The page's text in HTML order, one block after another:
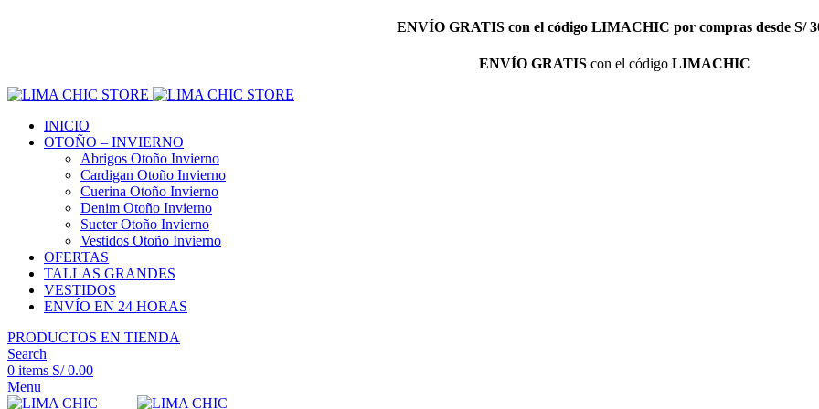
ENVÍO GRATIS con el código LIMACHIC por compras desde S/
ENVÍO GRATIScon el código LIMACHIC
INICIO
OTOÑO – INVIERNO
Abrigos Otoño Invierno
Cardigan Otoño Invierno
Cuerina Otoño Invierno
Denim Otoño Invierno
Sueter Otoño Invierno
Vestidos Otoño Invierno
OFERTAS
TALLAS GRANDES
VESTIDOS
ENVÍO EN 24 HORAS
PRODUCTOS EN TIENDA
Search
0 items S/0.00
Menu